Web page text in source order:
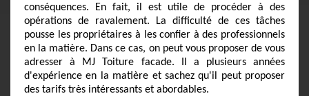
conséquences. En fait, il est utile de procéder à des
opérations de ravalement. La difficulté de ces tâches
pousse les propriétaires à les confier à des professionnels
en la matière. Dans ce cas, on peut vous proposer de vous
adresser à MJ Toiture facade. Il a plusieurs années
d'expérience en la matière et sachez qu'il peut proposer
des tarifs très intéressants et abordables.